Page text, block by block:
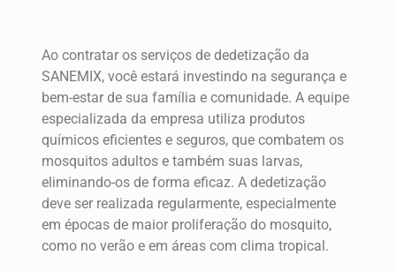
Ao contratar os serviços de dedetização da
SANEMIX, você estará investindo na segurança e
bem-estar de sua família e comunidade. A equipe
especializada da empresa utiliza produtos
químicos eficientes e seguros, que combatem os
mosquitos adultos e também suas larvas,
eliminando-os de forma eficaz. A dedetização
deve ser realizada regularmente, especialmente
em épocas de maior proliferação do mosquito,
como no verão e em áreas com clima tropical.